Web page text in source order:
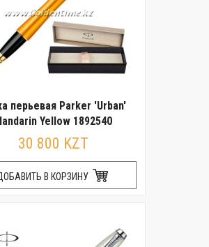
перьевая Parker 'Urban'
Yellow 1892540
30 800 KZT
В КОРЗИНУ